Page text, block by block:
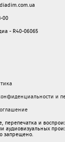
00
- R40-06065
и
перепечатка и
аудиовизуальных
запрещено.